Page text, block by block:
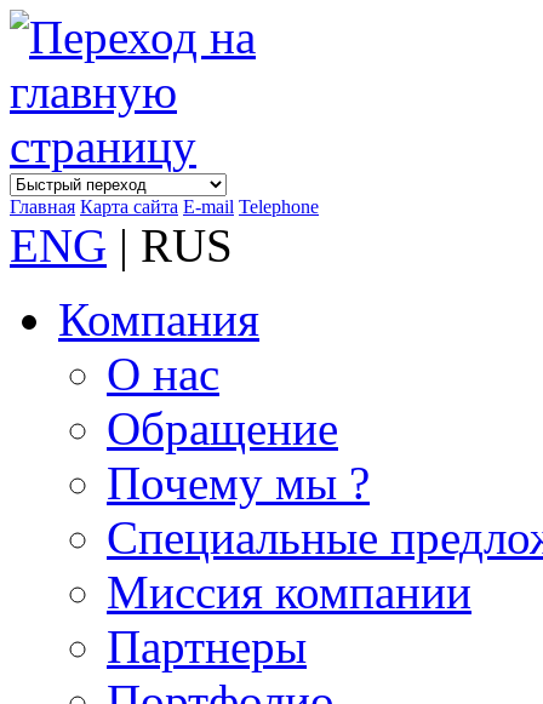
Главная Карта сайта E-mail Telephone
ENG | RUS
Компания
О нас
Обращение
Почему мы ?
Специальные
Миссия компании
Партнеры